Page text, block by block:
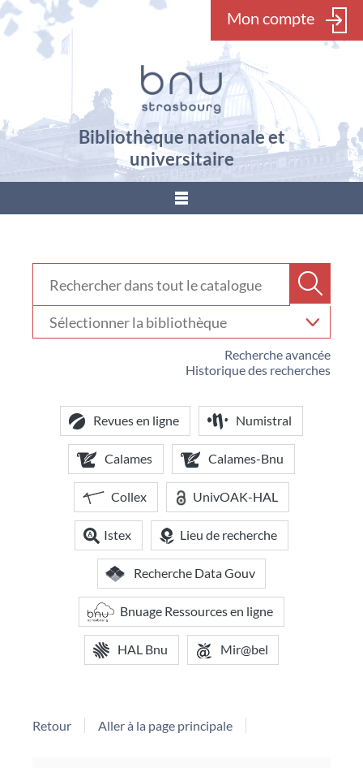
Mon compte
Bibliothèque nationale et
universitaire
???
Recherche avancée
Historique des recherches
votre
bibliothèque
Revues en ligne Numistral
Calames Calames-Bnu
Collex UnivOAK-HAL
Istex Lieu de recherche
Recherche Data Gouv
Bnuage Ressources en ligne
HAL Bnu Mir@bel
Retour Aller à la page principale